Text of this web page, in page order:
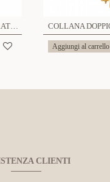
COLLANA CON PIETRE COLORATE - YK22464D815
Aggiungi al carrello
CLIENTI